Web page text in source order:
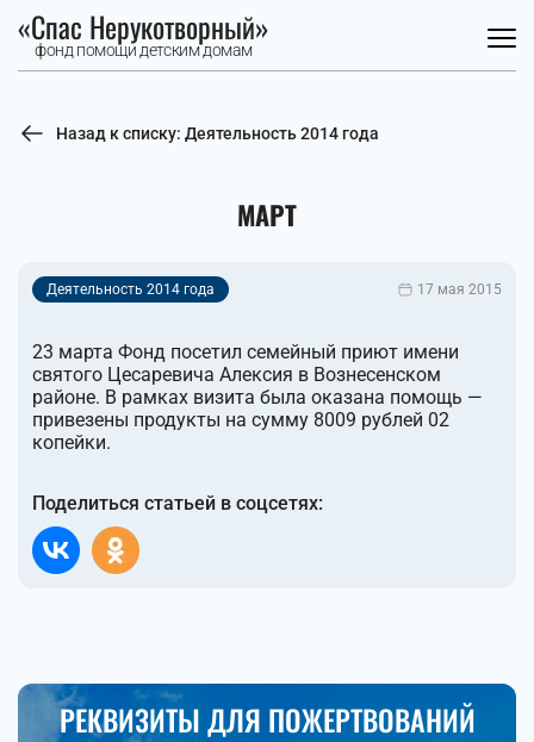
«Спас Нерукотворный»
фонд помощи детским домам
Назад к списку: Деятельность 2014 года
МАРТ
Деятельность 2014 года 17 мая 2015
23 марта Фонд посетил семейный приют имени
святого Цесаревича Алексия в Вознесенском
районе. В рамках визита была оказана помощь —
привезены продукты на сумму 8009 рублей 02
копейки.
Поделиться статьей в соцсетях:
РЕКВИЗИТЫ ДЛЯ ПОЖЕРТВОВАНИЙ